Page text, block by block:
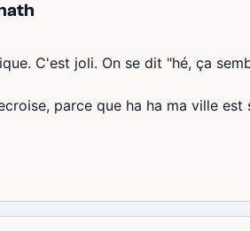
C'est joli. On se dit "hé, ça
parce que ha ha ma ville est